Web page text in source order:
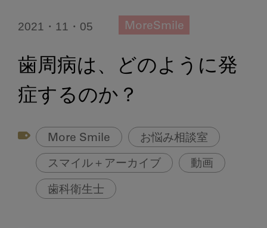
2021・11・05 MoreSmile
歯周病は、どのように発
症するのか？
More Smile お悩み相談室
スマイル＋アーカイブ 動画
歯科衛生士